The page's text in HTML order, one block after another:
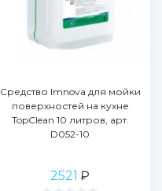
Средство Imnova для мойки
поверхностей на кухне
TopClean 10 литров, арт.
D052-10
2521 ₽